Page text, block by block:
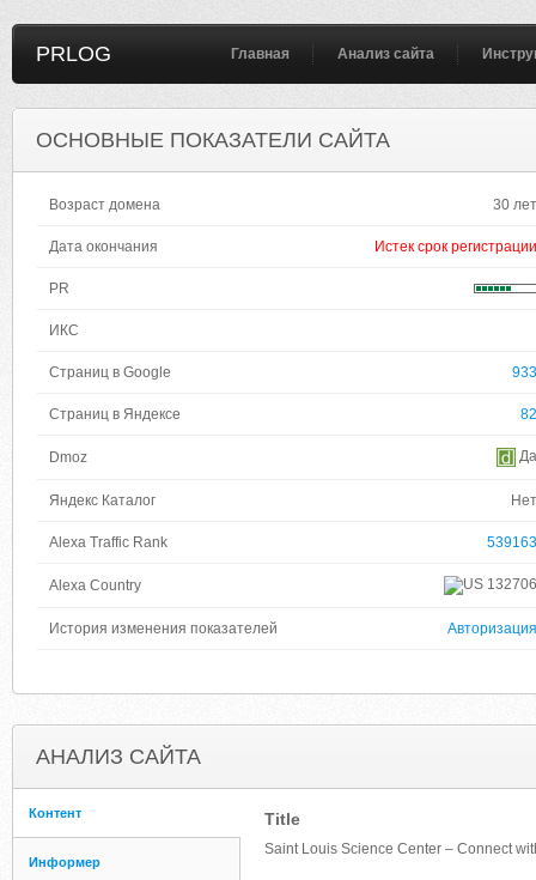
PRLOG Главная Анализ сайта
ОСНОВНЫЕ ПОКАЗАТЕЛИ САЙТА
Возраст домена 30 лет
Дата окончания Истек срок регистрации
PR
ИКС
Страниц в Google 933
Страниц в Яндексе 82
Dmoz Да
Яндекс Каталог Нет
Alexa Traffic Rank 539163
Alexa Country 132706
История изменения показателей Авторизация
АНАЛИЗ САЙТА
Контент
Информер
Title
Saint Louis Science Center – Connect